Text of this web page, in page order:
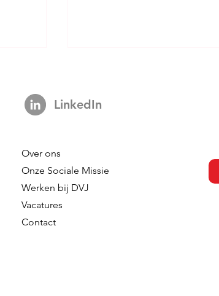
Balancing demand and
supply in White Space
LinkedIn
Over ons
Onze Sociale Missie
Werken bij DVJ
Vacatures
Contact